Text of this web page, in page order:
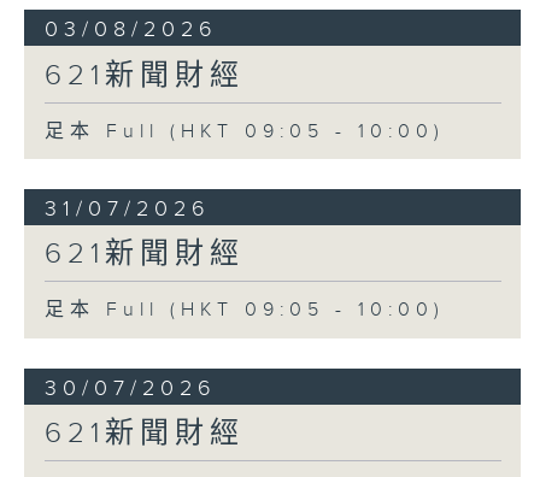
03/08/2026
621新聞財經
足本 Full (HKT 09:05 - 10:00)
31/07/2026
621新聞財經
足本 Full (HKT 09:05 - 10:00)
30/07/2026
621新聞財經